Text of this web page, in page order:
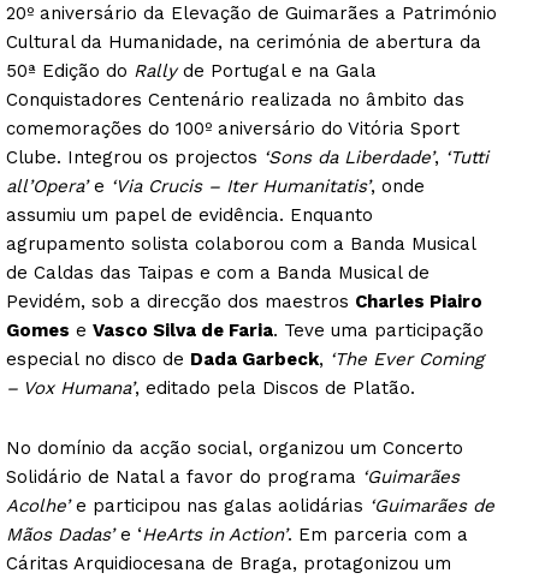
20º aniversário da Elevação de Guimarães a Património
Cultural da Humanidade, na cerimónia de abertura da
50ª Edição do Rallyde Portugal e na Gala
Conquistadores Centenário realizada no âmbito das
comemorações do 100º aniversário do Vitória Sport
Clube. Integrou os projectos ‘Sons da Liberdade’, ‘Tutti
all’Opera’e ‘Via Crucis – Iter Humanitatis’, onde
assumiu um papel de evidência. Enquanto
agrupamento solista colaborou com a Banda Musical
de Caldas das Taipas e com a Banda Musical de
Pevidém, sob a direcção dos maestros Charles Piairo
Gomes e Vasco Silva de Faria. Teve uma participação
especial no disco de Dada Garbeck, ‘The Ever Coming
– Vox Humana’, editado pela Discos de Platão.
No domínio da acção social, organizou um Concerto
Solidário de Natal a favor do programa ‘Guimarães
Acolhe’e participou nas galas aolidárias ‘Guimarães de
Mãos Dadas’e ‘HeArts in Action’. Em parceria com a
Cáritas Arquidiocesana de Braga, protagonizou um